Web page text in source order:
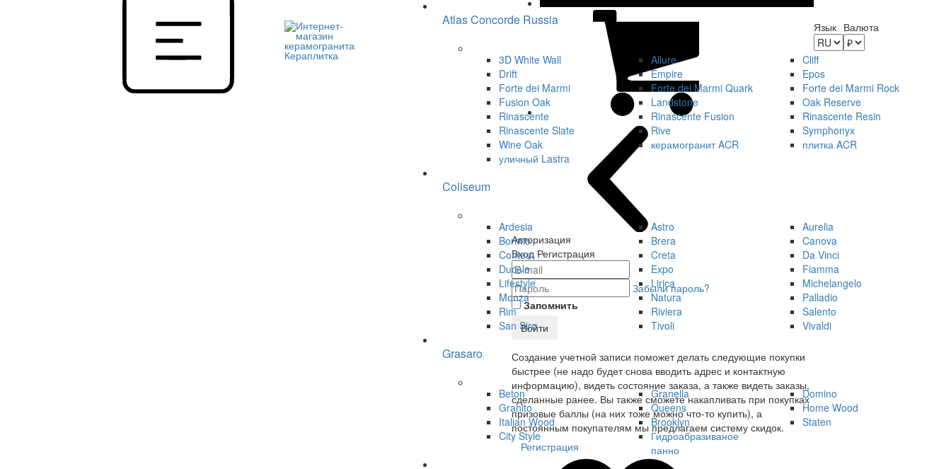
Atlas Concorde Russia
3D White Wall
Drift
Forte dei Marmi
Fusion Oak
Rinascente
Rinascente Slate
Wine Oak
уличный Lastra
Allure
Empire
Forte dei Marmi Quark
Landstone
Rinascente Fusion
Rive
керамогранит ACR
Cliff
Epos
Forte dei Marmi Rock
Oak Reserve
Rinascente Resin
Symphonyx
плитка ACR
Coliseum
Ardesia
Bormio
Contea
Ducale
Lifestyle
Monza
Rim
San Siro
Astro
Brera
Creta
Expo
Lirica
Natura
Riviera
Tivoli
Aurelia
Canova
Da Vinci
Fiamma
Michelangelo
Palladio
Salento
Vivaldi
Grasaro
Beton
Granito
Italian Wood
City Style
Granella
Queens
Brooklyn
Гидроабразиваное
панно
Domino
Home Wood
Staten
Авторизация
Вход Регистрация
Забыли пароль?
Запомнить
Войти
Создание учетной записи поможет делать следующие покупки
быстрее (не надо будет снова вводить адрес и контактную
информацию), видеть состояние заказа, а также видеть заказы,
сделанные ранее. Вы также сможете накапливать при покупках
призовые баллы (на них тоже можно что-то купить), а
постоянным покупателям мы предлагаем систему скидок.
Регистрация
Язык Валюта